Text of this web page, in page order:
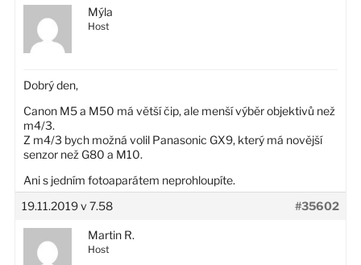
Mýla
Host
Dobrý den,
Canon M5 a M50 má větší čip, ale menší výběr objektivů než
m4/3.
Z m4/3 bych možná volil Panasonic GX9, který má novější
senzor než G80 a M10.
Ani s jedním fotoaparátem neprohloupíte.
19.11.2019 v 7.58
#35602
Martin R.
Host